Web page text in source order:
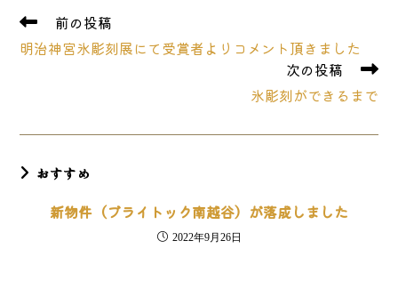
そ
他
読
前の投稿
明治神宮氷彫刻展にて受賞者よりコメント頂きました
次の投稿
氷彫刻ができるまで
おすすめ
新物件（ブライトック南越谷）が落成しました
2022年9月26日